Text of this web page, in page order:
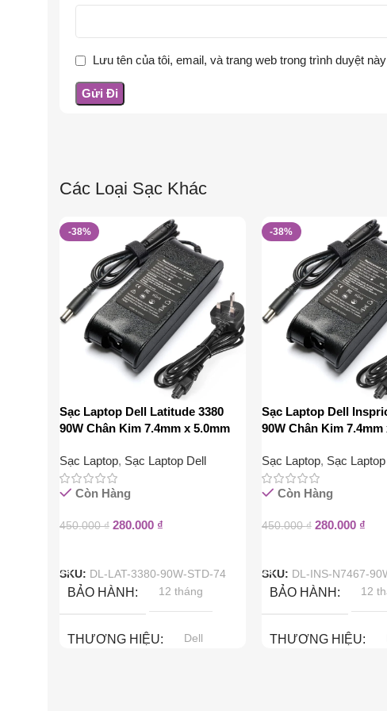
Lưu tên của tôi, email, và trang web trong trình duyệt
Các Loại Sạc Khác
-38%
Sạc Laptop Dell Latitude 3380
90W Chân Kim 7.4mm x 5.0mm
Sạc Laptop, Sạc Laptop Dell
Còn Hàng
450.000₫ 280.000 ₫
SKU: DL-LAT-3380-90W-STD-74
BẢO HÀNH 12 tháng
THƯƠNG HIỆU Dell
-38%
Sạc Laptop Dell
90W Chân Kim 7.4mm
Sạc Laptop, Sạc
Còn Hàng
450.000₫ 280.000 ₫
SKU: DL-INS-N7467-
BẢO HÀNH 12
THƯƠNG HIỆU